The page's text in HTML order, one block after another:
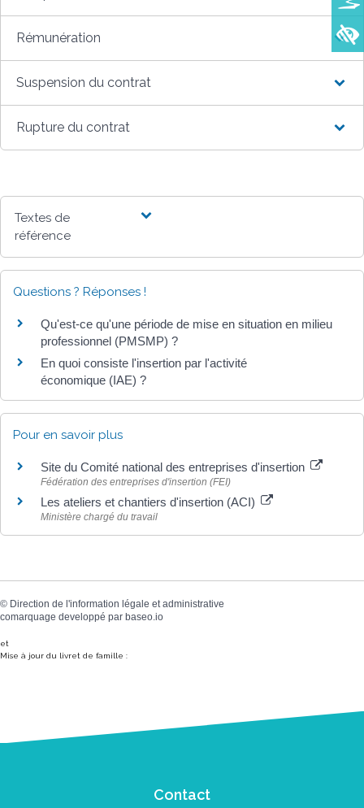
Rémunération
Suspension du contrat
Rupture du contrat
Textes de
référence
Questions ? Réponses !
Qu'est-ce qu'une période de mise en situation en milieu
professionnel (PMSMP) ?
En quoi consiste l'insertion par l'activité
économique (IAE) ?
Pour en savoir plus
Site du Comité national des entreprises d'insertion
Fédération des entreprises d'insertion (FEI)
Les ateliers et chantiers d'insertion (ACI)
Ministère chargé du travail
© Direction de l'information légale et administrative
comarquage developpé par baseo.io
et
Mise à jour du livret de famille :
Contact